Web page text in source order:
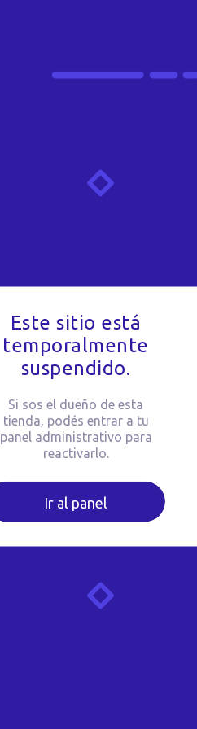
Este sitio está
temporalmente
suspendido.
Si sos el dueño de esta
tienda, podés entrar a tu
panel administrativo para
reactivarlo.
Ir al panel